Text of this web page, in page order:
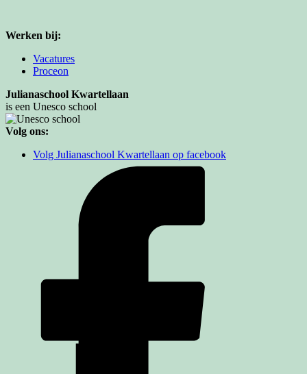
Werken bij:
Vacatures
Proceon
Julianaschool Kwartellaan
is een Unesco school
Volg ons:
Volg Julianaschool Kwartellaan op facebook